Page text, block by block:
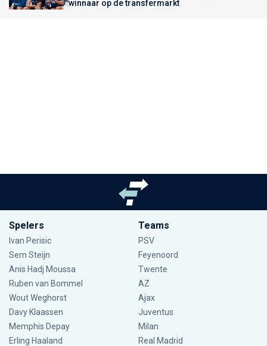
winnaar op de transfermarkt
Spelers
Ivan Perisic
Sem Steijn
Anis Hadj Moussa
Ruben van Bommel
Wout Weghorst
Davy Klaassen
Memphis Depay
Erling Haaland
Teams
PSV
Feyenoord
Twente
AZ
Ajax
Juventus
Milan
Real Madrid